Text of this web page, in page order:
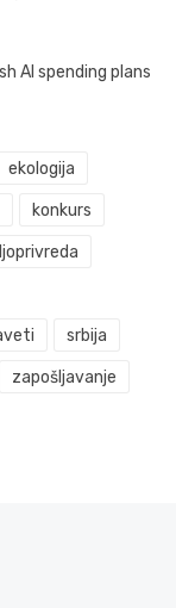
AI spending plans
ekologija
konkurs
srbija
zapošljavanje